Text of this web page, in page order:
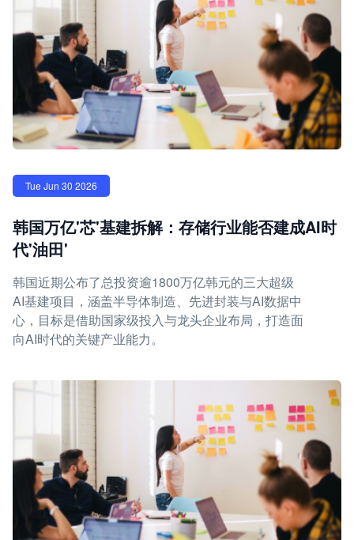
Tue Jun 30 2026
韩国万亿'芯'基建拆解：存储行业能否建成AI时
代'油田'
韩国近期公布了总投资逾1800万亿韩元的三大超级
AI基建项目，涵盖半导体制造、先进封装与AI数据中
心，目标是借助国家级投入与龙头企业布局，打造面
向AI时代的关键产业能力。